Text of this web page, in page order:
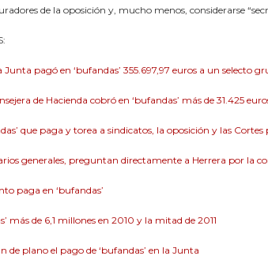
de la oposición y, mucho menos, considerarse
Junta pagó en ‘bufandas’ 355.697,97 euros a un selecto
de Hacienda cobró en ‘bufandas’ más de 31.425
que paga y torea a sindicatos, la oposición y las
generales, preguntan directamente a Herrera por la
paga en ‘bufandas’
más de 6,1 millones en 2010 y la mitad de 2011
de plano el pago de ‘bufandas’ en la Junta